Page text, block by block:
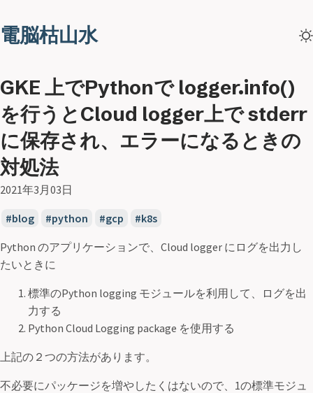
電脳枯山水
GKE 上でPythonで logger.info()
を行うとCloud logger上で stderr
に保存され、エラーになるときの
対処法
2021年3月03日
blog python gcp k8s
Python のアプリケーションで、Cloud logger にログを出力し
たいときに
標準のPython logging モジュールを利用して、ログを出
力する
Python Cloud Logging package を使用する
上記の２つの方法があります。
不必要にパッケージを増やしたくはないので、1の標準モジュ